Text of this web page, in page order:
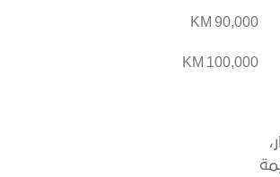
90,000 KM
100,000 KM